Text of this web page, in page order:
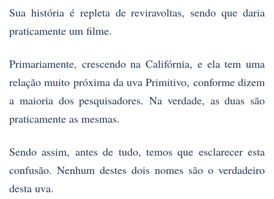
Sua história é repleta de reviravoltas, sendo que daria
praticamente um filme.
Primariamente, crescendo na Califórnia, e ela tem uma
relação muito próxima da uva Primitivo, conforme dizem
a maioria dos pesquisadores. Na verdade, as duas são
praticamente as mesmas.
Sendo assim, antes de tudo, temos que esclarecer esta
confusão. Nenhum destes dois nomes são o verdadeiro
desta uva.